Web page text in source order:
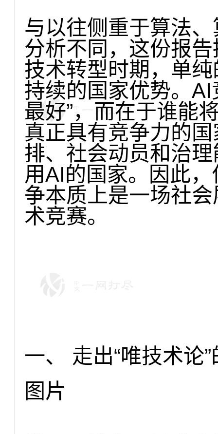
与以往侧重于算法
分析不同，这份报
技术转型时期，单
持续的国家优势。
最好”，而在于谁能
真正具有竞争力的
排、社会动员和治
用AI的国家。因此
争本质上是一场社
术竞赛。
一、 走出“唯技术论
图片